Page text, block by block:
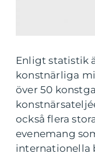
Enligt statistik
konstnärliga
över 50
också flera
evenemang
internationella